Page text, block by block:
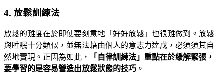
4. 放鬆訓練法
放鬆的難度在於即使要刻意地「好好放鬆」也很難做到。放鬆
與睡眠十分類似，並無法藉由個人的意志力達成，必須須其自
然地實現。正因為如此，
「自律訓練法」重點在於緩解緊張，
要學習的是容易營造出放鬆狀態的技巧 。